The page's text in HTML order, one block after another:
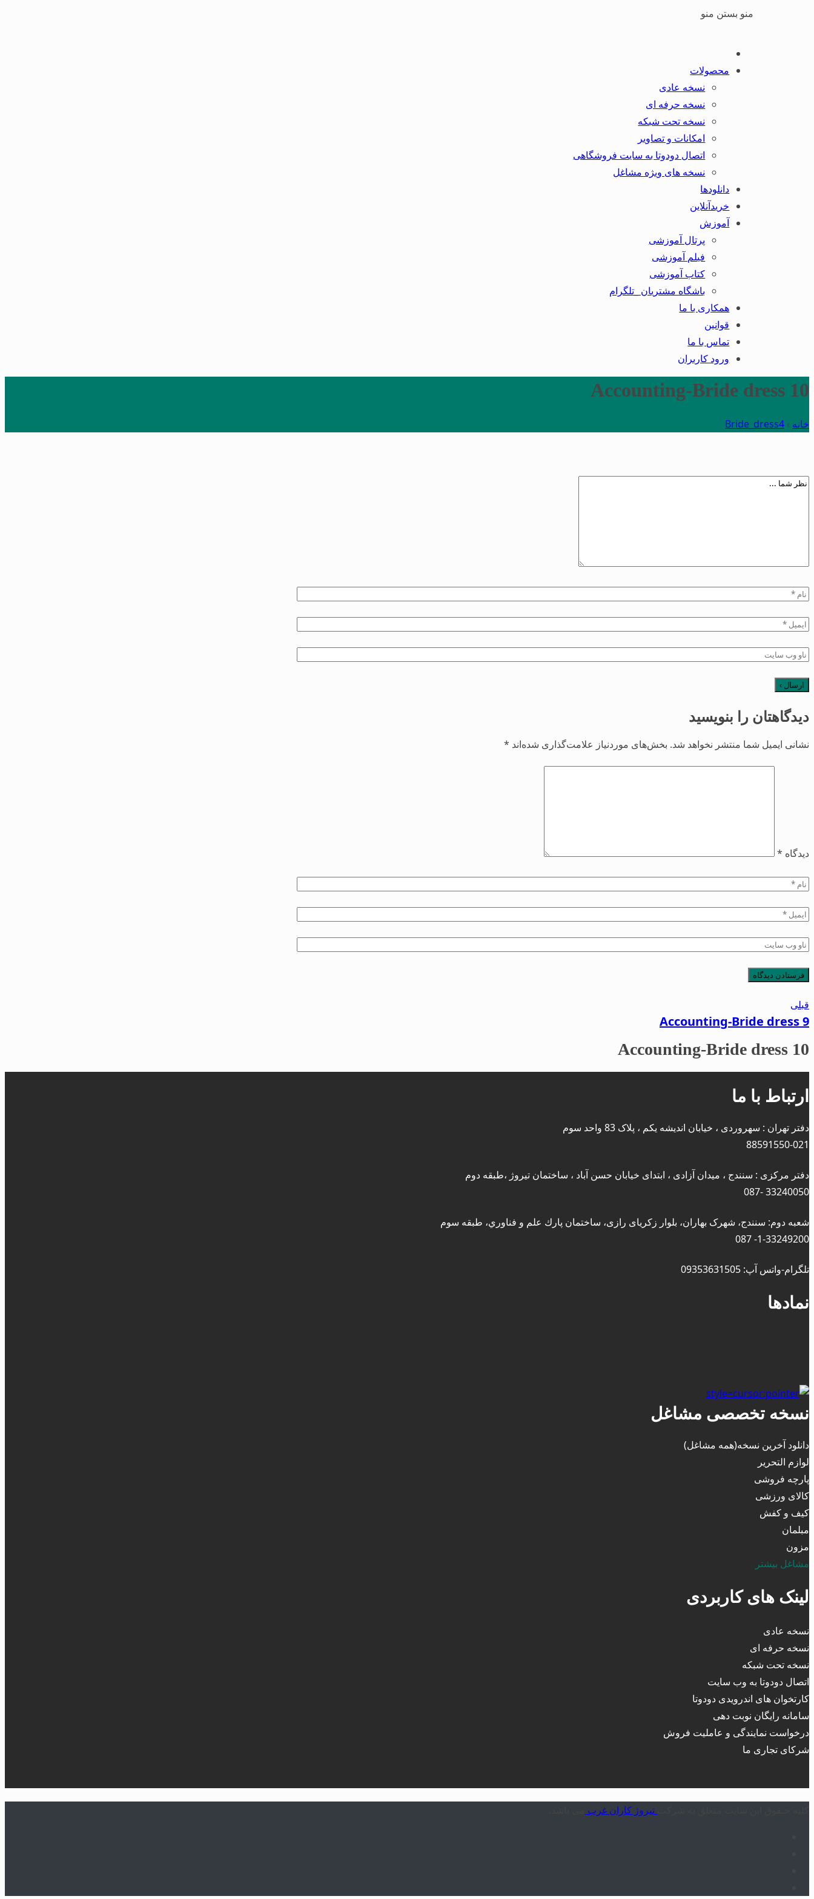
منو بستن منو
محصولات
نسخه عادی
نسخه حرفه ای
نسخه تحت شبکه
امکانات و تصاویر
اتصال دودوتا به سایت فروشگاهی
نسخه های ویژه مشاغل
دانلودها
خریدآنلاین
آموزش
پرتال آموزشی
فیلم آموزشی
کتاب آموزشی
باشگاه مشتریان _تلگرام
همکاری با ما
قوانین
تماس با ما
ورود کاربران
Accounting-Bride dress 10
خانه ›
Bride_dress4
دیدگاهتان را بنویسید
نشانی ایمیل شما منتشر نخواهد شد. بخش‌های موردنیاز علامت‌گذاری شده‌اند *
دیدگاه *
قبلی
Accounting-Bride dress 9
Accounting-Bride dress 10
ارتباط با ما
دفتر تهران : سهروردی ، خیابان اندیشه یکم ، پلاک 83 واحد سوم
88591550-021
دفتر مرکزی : سنندج ، میدان آزادی ، ابتدای خیابان حسن آباد ، ساختمان تیروژ ،طبقه دوم
33240050 -087
شعبه دوم: سنندج، شهرک بهاران، بلوار زکریای رازی، ساختمان پارك علم و فناوري، طبقه سوم
1-33249200- 087
تلگرام-واتس آپ: 09353631505
نمادها
نسخه تخصصی مشاغل
دانلود آخرین نسخه(همه مشاغل)
لوازم التحریر
پارچه فروشی
کالای ورزشی
کیف و کفش
مبلمان
مزون
مشاغل بیشتر
لینک های کاربردی
نسخه عادی
نسخه حرفه ای
نسخه تحت شبکه
اتصال دودوتا به وب سایت
کارتخوان های اندرویدی دودوتا
سامانه رایگان نوبت دهی
درخواست نمایندگی و عاملیت فروش
شرکای تجاری ما
تیروژ کاران غرب